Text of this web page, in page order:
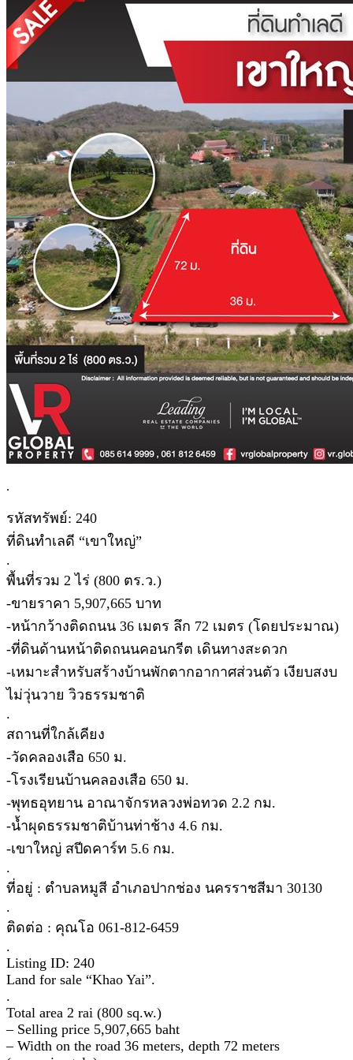
.
รหัสทรัพย์: 240
ที่ดินทำเลดี “เขาใหญ่”
.
พื้นที่รวม 2 ไร่ (800 ตร.ว.)
-ขายราคา 5,907,665 บาท
-หน้ากว้างติดถนน 36 เมตร ลึก 72 เมตร (โดยประมาณ)
-ที่ดินด้านหน้าติดถนนคอนกรีต เดินทางสะดวก
-เหมาะสำหรับสร้างบ้านพักตากอากาศส่วนตัว เงียบสงบ
ไม่วุ่นวาย วิวธรรมชาติ
.
สถานที่ใกล้เคียง
-วัดคลองเสือ 650 ม.
-โรงเรียนบ้านคลองเสือ 650 ม.
-พุทธอุทยาน อาณาจักรหลวงพ่อทวด 2.2 กม.
-น้ำผุดธรรมชาติบ้านท่าช้าง 4.6 กม.
-เขาใหญ่ สปีดคาร์ท 5.6 กม.
.
ที่อยู่ : ตำบลหมูสี อำเภอปากช่อง นครราชสีมา 30130
.
ติดต่อ : คุณโอ 061-812-6459
.
Listing ID: 240
Land for sale “Khao Yai”.
.
Total area 2 rai (800 sq.w.)
– Selling price 5,907,665 baht
– Width on the road 36 meters, depth 72 meters